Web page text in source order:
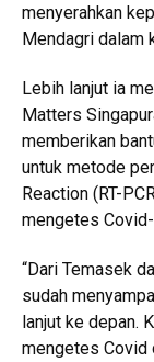
menyerahkan
Mendagri dalam
Lebih lanjut ia
Matters
memberikan
untuk metode
Reaction (RT-
mengetes
“Dari Temasek
sudah
lanjut ke depan.
mengetes Covid